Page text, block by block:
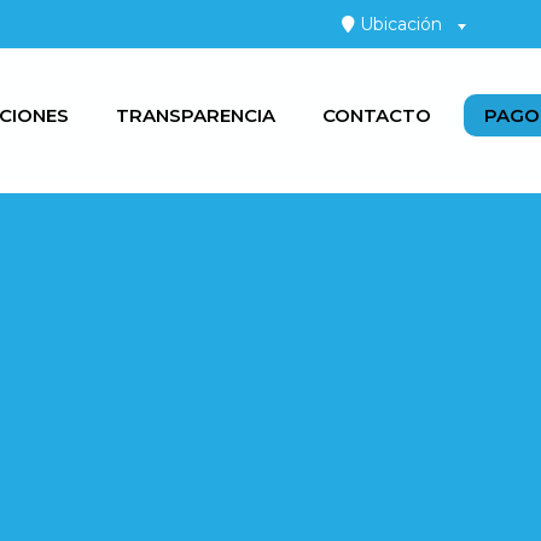
Ubicación
TRANSPARENCIA CONTACTO